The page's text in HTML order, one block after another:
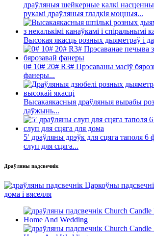
драўляныя шейкерные калкі насценныя
рукамі драўляныя гладкія моцныя...
Высокая якасць розных дыяметраў і
0# 10# 20# R3# Прэсаваны масіў
фанеры...
Высакаякасныя драўляныя вырабы
даўжынь...
5′ драўляны дрэўк для сцяга таполя 6
слуп для сцяга...
Драўляны падсвечнік